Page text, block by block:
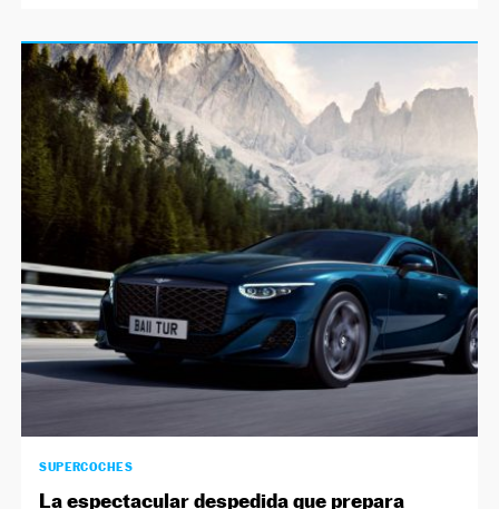
SUPERCOCHES
La espectacular despedida que prepara